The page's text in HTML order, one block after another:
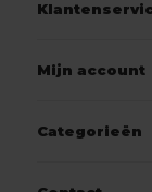
Mijn account
Categorieën